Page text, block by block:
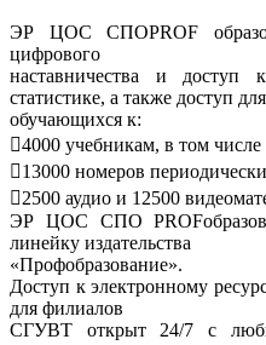
ЭР ЦОС СПОPROF
цифрового
наставничества и доступ
статистике, а также доступ
обучающихся к:
4000 учебникам, в том
13000 номеров
2500 аудио и 12500
ЭР ЦОС СПО
линейку издательства
«Профобразование».
Доступ к электронному
для филиалов
СГУВТ открыт 24/7 с